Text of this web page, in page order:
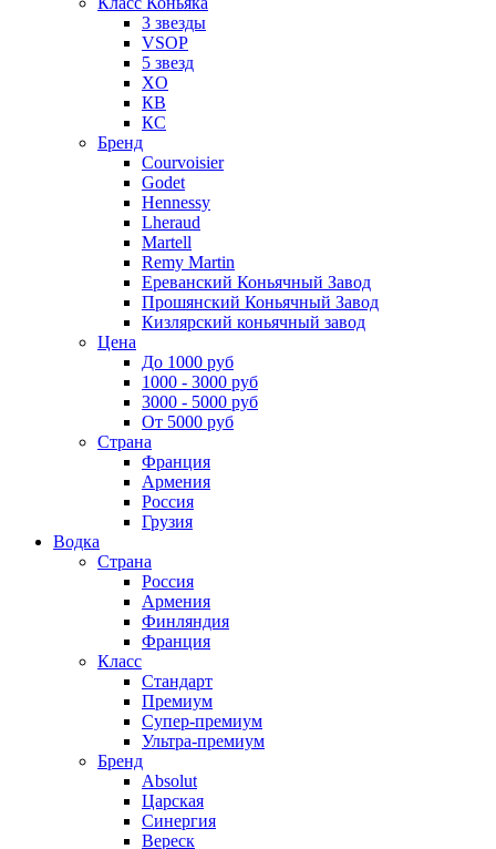
3 звезды
VSOP
5 звезд
XO
КВ
КС
Бренд
Courvoisier
Godet
Hennessy
Lheraud
Martell
Remy Martin
Ереванский Коньячный Завод
Прошянский Коньячный Завод
Кизлярский коньячный завод
Цена
До 1000 руб
1000 - 3000 руб
3000 - 5000 руб
От 5000 руб
Страна
Франция
Армения
Россия
Грузия
Водка
Страна
Россия
Армения
Финляндия
Франция
Класс
Стандарт
Премиум
Супер-премиум
Ультра-премиум
Бренд
Absolut
Царская
Синергия
Вереск